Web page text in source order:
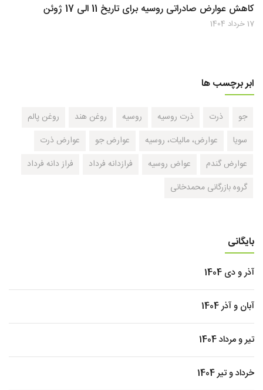
کاهش عوارض صادراتی روسیه برای تاریخ 11 الی 17 ژوئن
17 خرداد 1404
ابر برچسب ها
جو ذرت ذرت روسیه روسیه روغن هند
روغن پالم
سویا
عوارض، مالیات، روسیه عوارض جو
عوارض ذرت
عوارض گندم
عواض روسیه فرازدانه فرداد
فراز دانه فرداد
گروه بازرگانی محمدخانی
بایگانی
آذر و دی 1404
آبان و آذر 1404
تیر و مرداد 1404
خرداد و تیر 1404